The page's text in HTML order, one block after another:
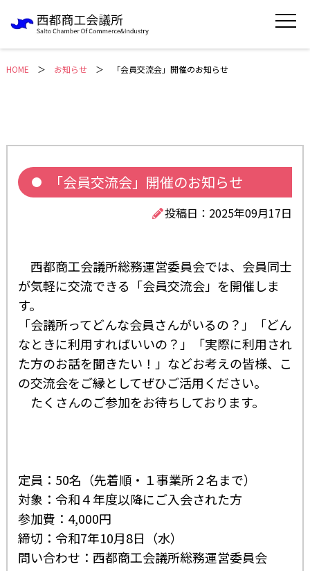
HOME ＞ お知らせ 「会員交流会」開催のお知らせ
「会員交流会」開催のお知らせ
投稿日：2025年09月17日
西都商工会議所総務運営委員会では、会員同士
が気軽に交流できる「会員交流会」を開催しま
す。
「会議所ってどんな会員さんがいるの？」「どん
なときに利用すればいいの？」「実際に利用され
た方のお話を聞きたい！」などお考えの皆様、こ
の交流会をご縁としてぜひご活用ください。
たくさんのご参加をお待ちしております。
定員：50名（先着順・１事業所２名まで）
対象：令和４年度以降にご入会された方
参加費：4,000円
締切：令和7年10月8日（水）
問い合わせ：西都商工会議所総務運営委員会